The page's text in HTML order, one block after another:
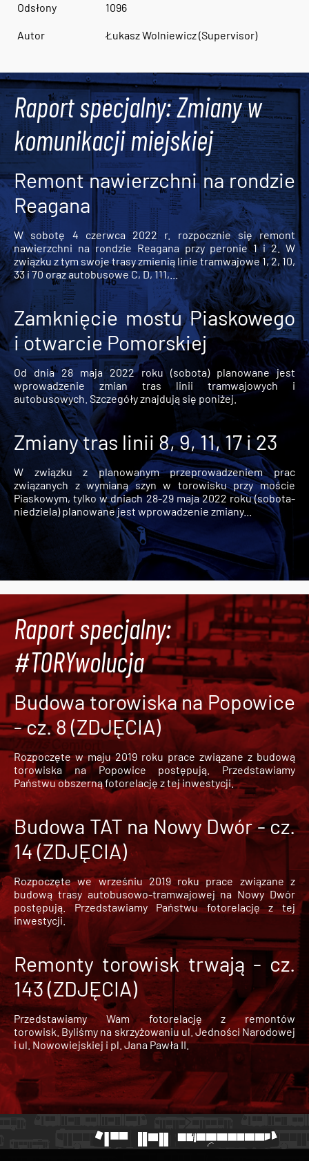
Odsłony 1096
Autor Łukasz Wolniewicz (Supervisor)
Raport specjalny: Zmiany w
komunikacji miejskiej
Remont nawierzchni na rondzie
Reagana
W sobotę 4 czerwca 2022 r. rozpocznie się remont
nawierzchni na rondzie Reagana przy peronie 1 i 2. W
związku z tym swoje trasy zmienią linie tramwajowe 1, 2, 10,
33 i 70 oraz autobusowe C, D, 111,...
Zamknięcie mostu Piaskowego
i otwarcie Pomorskiej
Od dnia 28 maja 2022 roku (sobota) planowane jest
wprowadzenie zmian tras linii tramwajowych i
autobusowych. Szczegóły znajdują się poniżej.
Zmiany tras linii 8, 9, 11, 17 i 23
W związku z planowanym przeprowadzeniem prac
związanych z wymianą szyn w torowisku przy moście
Piaskowym, tylko w dniach 28-29 maja 2022 roku (sobota-
niedziela) planowane jest wprowadzenie zmiany...
Raport specjalny:
#TORYwolucja
Budowa torowiska na Popowice
- cz. 8 (ZDJĘCIA)
Rozpoczęte w maju 2019 roku prace związane z budową
torowiska na Popowice
postępują. Przedstawiamy
Państwu obszerną fotorelację z tej inwestycji.
Budowa TAT na Nowy Dwór - cz.
14 (ZDJĘCIA)
Rozpoczęte we wrześniu 2019 roku prace związane z
budową trasy autobusowo-tramwajowej na Nowy Dwór
postępują. Przedstawiamy Państwu fotorelację z tej
inwestycji.
Remonty torowisk trwają - cz.
143 (ZDJĘCIA)
Przedstawiamy Wam fotorelację z remontów
torowisk. Byliśmy na skrzyżowaniu ul. Jedności Narodowej
i ul. Nowowiejskiej i pl. Jana Pawła II.